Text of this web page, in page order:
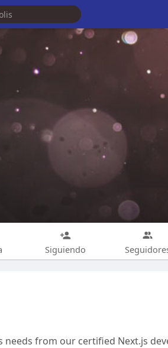
Siguiendo
from our certified Next.js